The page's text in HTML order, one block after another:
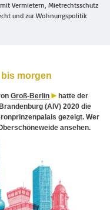
Vermietern, Mietrechtsschutz
und zur Wohnungspolitik
morgen
Groß-Berlin
hatte der
(AIV) 2020 die
gezeigt. Wer
ansehen.